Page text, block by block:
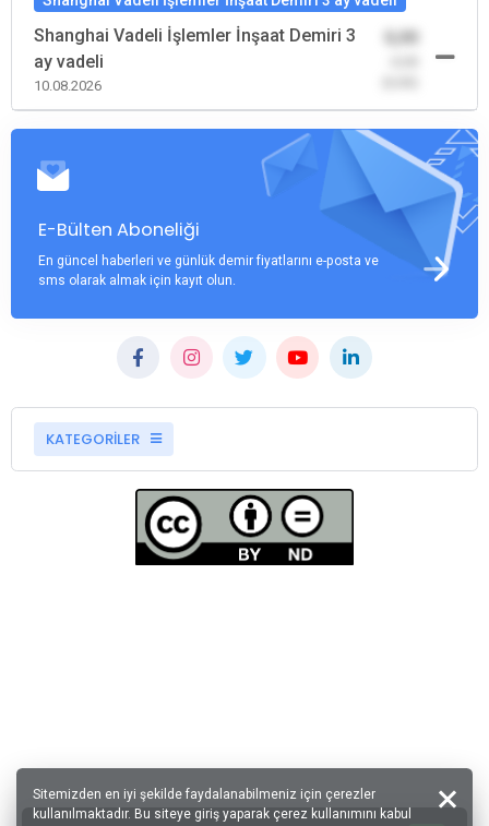
Shanghai Vadeli İşlemler İnşaat Demiri 3
ay vadeli
10.08.2026
E-Bülten Aboneliği
En güncel haberleri ve günlük demir fiyatlarını e-posta ve
sms olarak almak için kayıt olun.
KATEGORİLER
Sitemizden en iyi şekilde faydalanabilmeniz için çerezler
kullanılmaktadır. Bu siteye giriş yaparak çerez kullanımını kabul